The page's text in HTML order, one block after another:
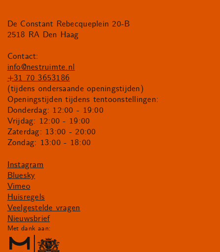
De Constant Rebecqueplein 20-B
2518 RA Den Haag
Contact:
info@nestruimte.nl
+31 70 3653186
(tijdens ondersaande openingstijden)
Openingstijden tijdens tentoonstellingen:
Donderdag: 12:00 - 19:00
Vrijdag: 12:00 - 19:00
Zaterdag: 13:00 - 20:00
Zondag: 13:00 - 18:00
Instagram
Bluesky
Vimeo
Huisregels
Veelgestelde vragen
Nieuwsbrief
Met dank aan: